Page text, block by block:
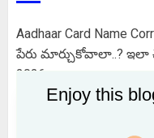
Aadhaar Card Name
పేరు మార్చుకోవాలా..? ఇలా
2026
EPFO కొత్త డిజిటల్
PF ఖాతాలను
Enjoy this